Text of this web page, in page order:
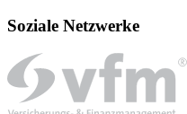
Soziale Netzwerke